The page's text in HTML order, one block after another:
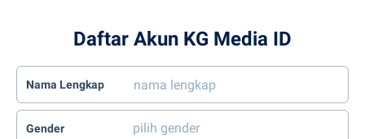
Daftar Akun KG Media ID
Nama Lengkap
Gender